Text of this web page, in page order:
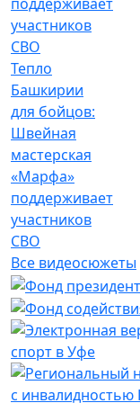
Тепло
Башкирии
для бойцов:
Швейная
мастерская
«Марфа»
поддерживает
участников
СВО
Все видеосюжеты